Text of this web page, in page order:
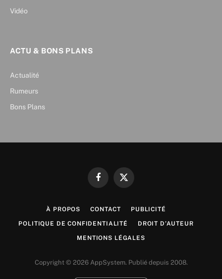
Vidéo
ACTU & BONS PLANS
Actualité
Rumeurs
Bons Plans
FacebookX
À PROPOS CONTACT PUBLICITÉ
POLITIQUE DE CONFIDENTIALITÉ DROIT D’AUTEUR
MENTIONS LÉGALES
Copyright © 2026 AppSystem. Publié depuis 2008.